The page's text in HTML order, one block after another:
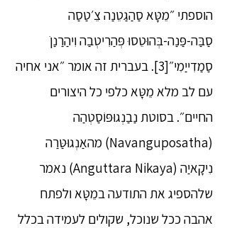
הוספתי ״מֵטָּא סַהַגַטֵנַה צֵ׳טַסַה
סַבַּה-פַּנַה-בְּהוּטֵסוּ פְּהַרִיטְבַה וִיהַרַנַןֹ
סַמַדִייַמִי״[3]. בעברית זה אומר ״אני אחיה
עם לב מלא מֵטָּא כלפי כל היצורים
החיים״. בסוטת נַבַנְגוּפּוֹסַטְהַה
(Navanguposatha) מהאַנְגוּטַּרַה
נִיקָאיַה (Anguttara Nikaya) נאמר
שלהספיג את התודעה במֵטָּא ולפתח
אהבה ככל שנוכל, שקולים לעמידה בכלל